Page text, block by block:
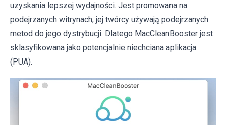
uzyskania lepszej wydajności. Jest promowana na
podejrzanych witrynach, jej twórcy używają podejrzanych
metod do jego dystrybucji. Dlatego MacCleanBooster jest
sklasyfikowana jako potencjalnie niechciana aplikacja
(PUA).